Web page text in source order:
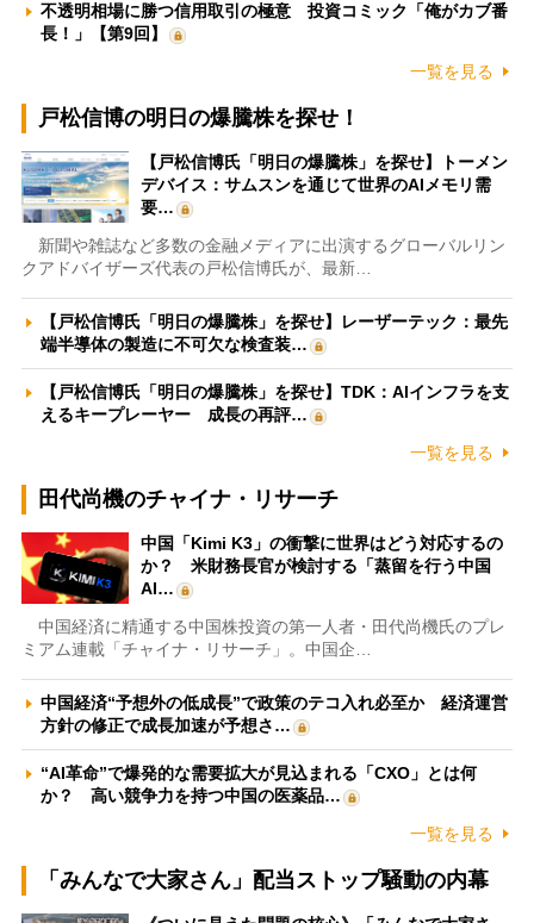
不透明相場に勝つ信用取引の極意 投資コミック「俺がカブ番
長！」【第9回】
一覧を見る
戸松信博の明日の爆騰株を探せ！
【戸松信博氏「明日の爆騰株」を探せ】トーメン
デバイス：サムスンを通じて世界のAIメモリ需
要…
新聞や雑誌など多数の金融メディアに出演するグローバルリン
クアドバイザーズ代表の戸松信博氏が、最新…
【戸松信博氏「明日の爆騰株」を探せ】レーザーテック：最先
端半導体の製造に不可欠な検査装…
【戸松信博氏「明日の爆騰株」を探せ】TDK：AIインフラを支
えるキープレーヤー 成長の再評…
一覧を見る
田代尚機のチャイナ・リサーチ
中国「Kimi K3」の衝撃に世界はどう対応するの
か？ 米財務長官が検討する「蒸留を行う中国
AI…
中国経済に精通する中国株投資の第一人者・田代尚機氏のプレ
ミアム連載「チャイナ・リサーチ」。中国企…
中国経済“予想外の低成長”で政策のテコ入れ必至か 経済運営
方針の修正で成長加速が予想さ…
“AI革命”で爆発的な需要拡大が見込まれる「CXO」とは何
か？ 高い競争力を持つ中国の医薬品…
一覧を見る
「みんなで大家さん」配当ストップ騒動の内幕